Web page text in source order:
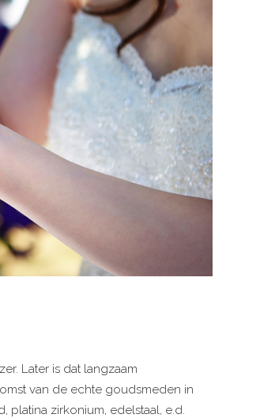
Later is dat langzaam
van de echte goudsmeden in
zirkonium, edelstaal, e.d.